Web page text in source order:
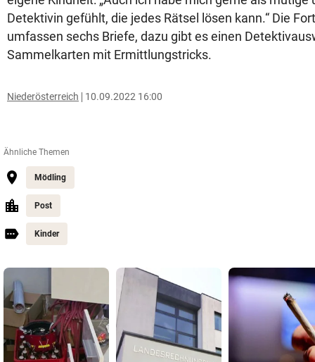
Detektivin gefühlt, die jedes Rätsel lösen kann.“ Die
umfassen sechs Briefe, dazu gibt es einen
Sammelkarten mit Ermittlungstricks.
Niederösterreich 10.09.2022 16:00
Ähnliche Themen
Mödling
Post
Kinder